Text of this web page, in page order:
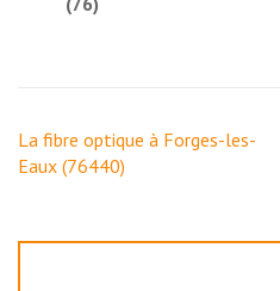
Navigation
de
l’article
La fibre optique à Forges-les-
Eaux (76440)